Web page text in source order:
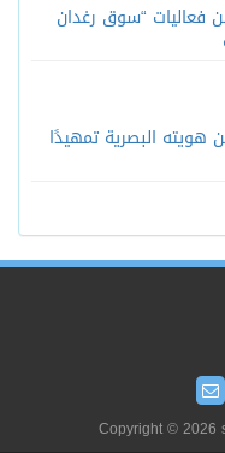
فعاليات “سوق رغدان
هويته البصرية تمهيدًا
Copyright © 2026